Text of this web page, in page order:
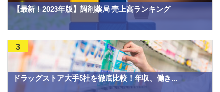
【最新！2023年版】調剤薬局 売上高ランキング
ドラッグストア大手5社を徹底比較！年収、働き...
3